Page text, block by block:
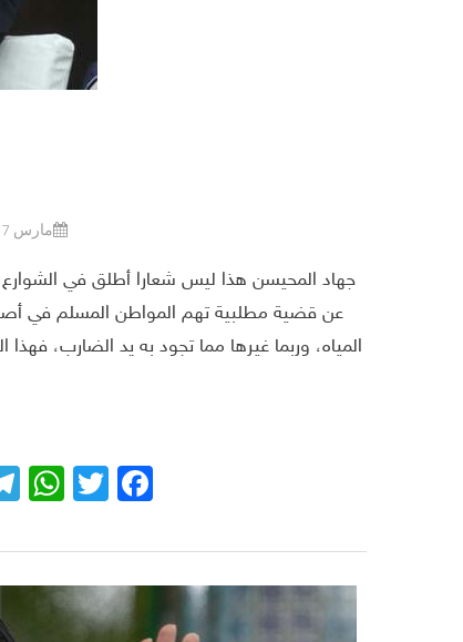
مارس 27, 2022
جهاد المحيسن هذا ليس شعارا أطلق في الشوارع
عن قضية مطلبية تهم المواطن المسلم في
المياه، وربما غيرها مما تجود به يد الضارب،